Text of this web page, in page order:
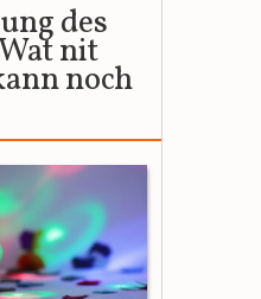
des
nit
noch